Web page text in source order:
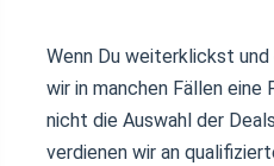
Wenn Du weiterklickst
wir in manchen Fällen eine
nicht die Auswahl der
verdienen wir an